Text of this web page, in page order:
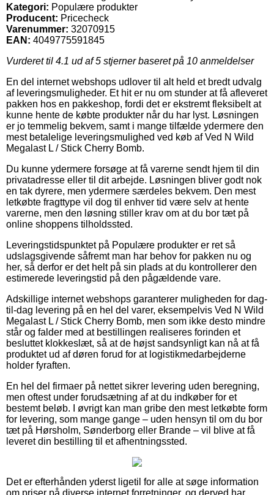
Kategori: Populære produkter
Producent: Pricecheck
Varenummer: 32070915
EAN: 4049775591845
Vurderet til 4.1 ud af 5 stjerner baseret på 10 anmeldelser
En del internet webshops udlover til alt held et bredt udvalg
af leveringsmuligheder. Et hit er nu om stunder at få afleveret
pakken hos en pakkeshop, fordi det er ekstremt fleksibelt at
kunne hente de købte produkter når du har lyst. Løsningen
er jo temmelig bekvem, samt i mange tilfælde ydermere den
mest betalelige leveringsmulighed ved køb af Ved N Wild
Megalast L / Stick Cherry Bomb.
Du kunne ydermere forsøge at få varerne sendt hjem til din
privatadresse eller til dit arbejde. Løsningen bliver godt nok
en tak dyrere, men ydermere særdeles bekvem. Den mest
letkøbte fragttype vil dog til enhver tid være selv at hente
varerne, men den løsning stiller krav om at du bor tæt på
online shoppens tilholdssted.
Leveringstidspunktet på Populære produkter er ret så
udslagsgivende såfremt man har behov for pakken nu og
her, så derfor er det helt på sin plads at du kontrollerer den
estimerede leveringstid på den pågældende vare.
Adskillige internet webshops garanterer muligheden for dag-
til-dag levering på en hel del varer, eksempelvis Ved N Wild
Megalast L / Stick Cherry Bomb, men som ikke desto mindre
står og falder med at bestillingen realiseres forinden et
besluttet klokkeslæt, så at de højst sandsynligt kan nå at få
produktet ud af døren forud for at logistikmedarbejderne
holder fyraften.
En hel del firmaer på nettet sikrer levering uden beregning,
men oftest under forudsætning af at du indkøber for et
bestemt beløb. I øvrigt kan man gribe den mest letkøbte form
for levering, som mange gange – uden hensyn til om du bor
tæt på Hørsholm, Sønderborg eller Brande – vil blive at få
leveret din bestilling til et afhentningssted.
Det er efterhånden yderst ligetil for alle at søge information
om priser på diverse internet forretninger, og derved har